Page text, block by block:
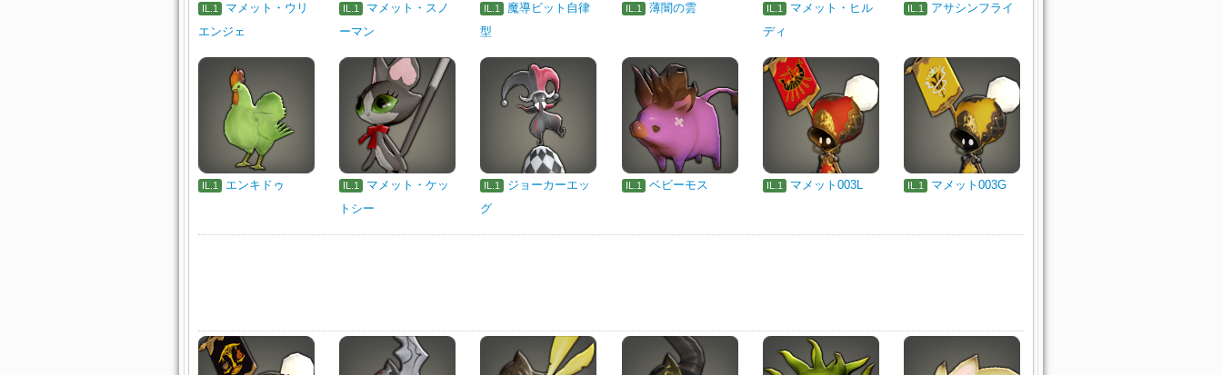
IL.1
マメット・ウリ
エンジェ
IL.1
マメット・スノ
ーマン
IL.1
魔導ビット自律
型
IL.1 薄闇の雲 IL.1
マメット・ヒル
ディ
IL.1 アサシンフライ
IL.1 エンキドゥ IL.1
マメット・ケッ
トシー
IL.1
ジョーカーエッ
グ
IL.1 ベビーモス IL.1 マメット003L IL.1 マメット003G